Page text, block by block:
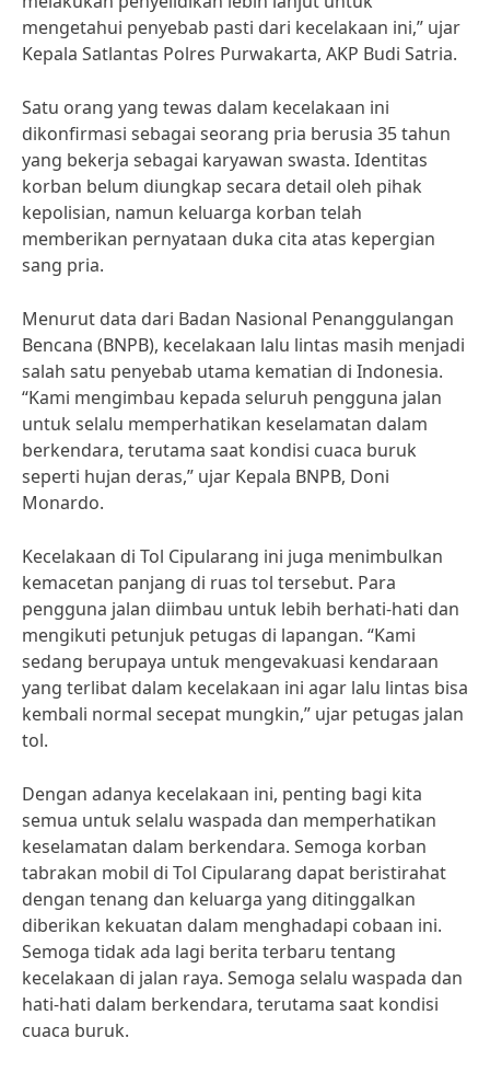
mengetahui penyebab pasti dari kecelakaan ini,” ujar
Kepala Satlantas Polres Purwakarta, AKP Budi Satria.
Satu orang yang tewas dalam kecelakaan ini
dikonfirmasi sebagai seorang pria berusia 35 tahun
yang bekerja sebagai karyawan swasta. Identitas
korban belum diungkap secara detail oleh pihak
kepolisian, namun keluarga korban telah
memberikan pernyataan duka cita atas kepergian
sang pria.
Menurut data dari Badan Nasional Penanggulangan
Bencana (BNPB), kecelakaan lalu lintas masih menjadi
salah satu penyebab utama kematian di Indonesia.
“Kami mengimbau kepada seluruh pengguna jalan
untuk selalu memperhatikan keselamatan dalam
berkendara, terutama saat kondisi cuaca buruk
seperti hujan deras,” ujar Kepala BNPB, Doni
Monardo.
Kecelakaan di Tol Cipularang ini juga menimbulkan
kemacetan panjang di ruas tol tersebut. Para
pengguna jalan diimbau untuk lebih berhati-hati dan
mengikuti petunjuk petugas di lapangan. “Kami
sedang berupaya untuk mengevakuasi kendaraan
yang terlibat dalam kecelakaan ini agar lalu lintas bisa
kembali normal secepat mungkin,” ujar petugas jalan
tol.
Dengan adanya kecelakaan ini, penting bagi kita
semua untuk selalu waspada dan memperhatikan
keselamatan dalam berkendara. Semoga korban
tabrakan mobil di Tol Cipularang dapat beristirahat
dengan tenang dan keluarga yang ditinggalkan
diberikan kekuatan dalam menghadapi cobaan ini.
Semoga tidak ada lagi berita terbaru tentang
kecelakaan di jalan raya. Semoga selalu waspada dan
hati-hati dalam berkendara, terutama saat kondisi
cuaca buruk.